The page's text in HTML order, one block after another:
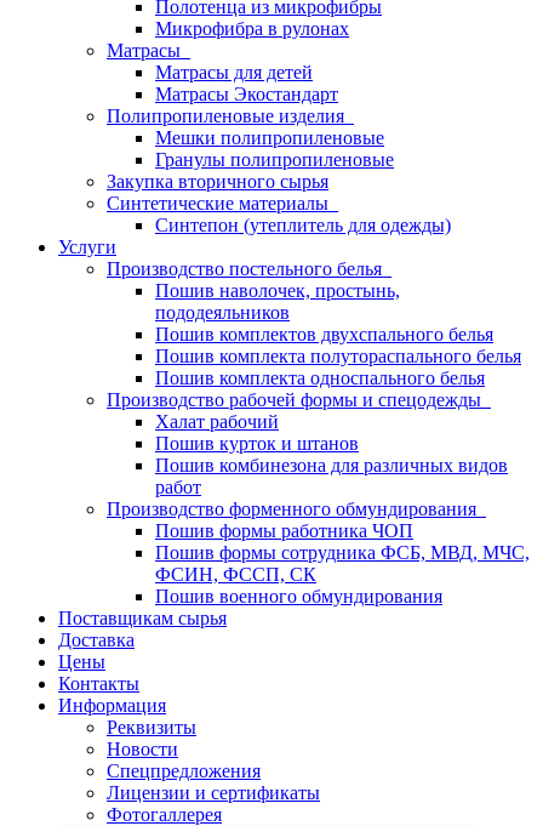
Полотенца из микрофибры
Микрофибра в рулонах
Матрасы
Матрасы для детей
Матрасы Экостандарт
Полипропиленовые изделия
Мешки полипропиленовые
Гранулы полипропиленовые
Закупка вторичного сырья
Синтетические материалы
Синтепон (утеплитель для одежды)
Услуги
Производство постельного белья
Пошив наволочек, простынь,
пододеяльников
Пошив комплектов двухспального белья
Пошив комплекта полутораспального белья
Пошив комплекта односпального белья
Производство рабочей формы и спецодежды
Халат рабочий
Пошив курток и штанов
Пошив комбинезона для различных видов
работ
Производство форменного обмундирования
Пошив формы работника ЧОП
Пошив формы сотрудника ФСБ, МВД, МЧС,
ФСИН, ФССП, СК
Пошив военного обмундирования
Поставщикам сырья
Доставка
Цены
Контакты
Информация
Реквизиты
Новости
Спецпредложения
Лицензии и сертификаты
Фотогаллерея